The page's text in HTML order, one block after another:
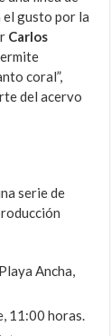
gusto por la
Carlos
coral”,
del acervo
serie de
Ancha,
11:00 horas.